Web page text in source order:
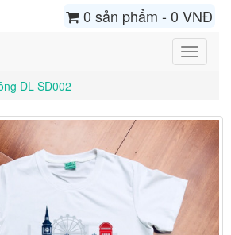
0 sản phẩm - 0 VNĐ
Toggle
DL SD002